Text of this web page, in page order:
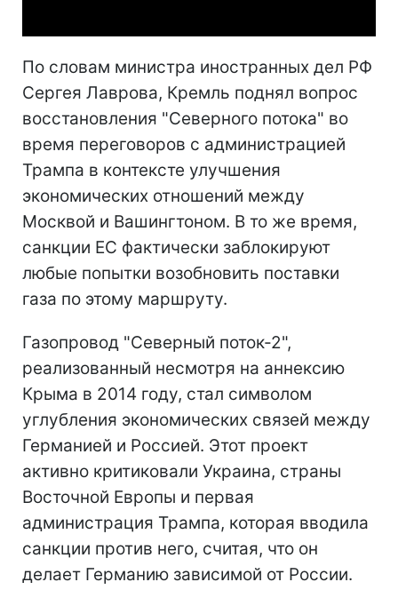
По словам министра иностранных дел РФ
Сергея Лаврова, Кремль поднял вопрос
восстановления "Северного потока" во
время переговоров с администрацией
Трампа в контексте улучшения
экономических отношений между
Москвой и Вашингтоном. В то же время,
санкции ЕС фактически заблокируют
любые попытки возобновить поставки
газа по этому маршруту.
Газопровод "Северный поток-2",
реализованный несмотря на аннексию
Крыма в 2014 году, стал символом
углубления экономических связей между
Германией и Россией. Этот проект
активно критиковали Украина, страны
Восточной Европы и первая
администрация Трампа, которая вводила
санкции против него, считая, что он
делает Германию зависимой от России.